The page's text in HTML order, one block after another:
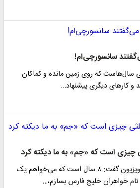
سانسورچی‌ام!
سال‌هاست که روی زمین مانده و کماکان
و کار‌های دیگری پیشنهاد…
چیزی است که «جم» به ما دیکته کرد
بهمن دان بازیگر سینما و تلویزیون گفت: ۸ سال است که می‌خواهم یک
نام خواهران خلیج فارس بسازم،…